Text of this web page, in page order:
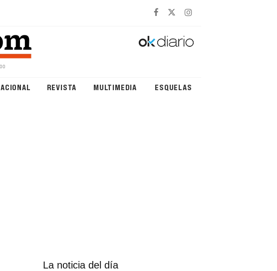
REVISTA MULTIMEDIA ESQUELAS
La noticia del día